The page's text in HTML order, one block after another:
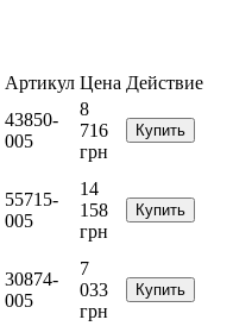
Артикул Цена Действие
43850-
005
8
716
грн
Купить
55715-
005
14
158
грн
Купить
30874-
005
7
033
грн
Купить